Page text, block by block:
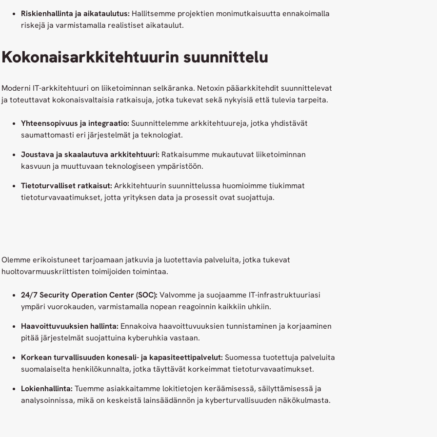
Riskienhallinta ja aikataulutus: Hallitsemme projektien monimutkaisuutta ennakoimalla
riskejä ja varmistamalla realistiset aikataulut.
Kokonaisarkkitehtuurin suunnittelu
Moderni IT-arkkitehtuuri on liiketoiminnan selkäranka. Netoxin pääarkkitehdit suunnittelevat
ja toteuttavat kokonaisvaltaisia ratkaisuja, jotka tukevat sekä nykyisiä että tulevia tarpeita.
Yhteensopivuus ja integraatio: Suunnittelemme arkkitehtuureja, jotka yhdistävät
saumattomasti eri järjestelmät ja teknologiat.
Joustava ja skaalautuva arkkitehtuuri: Ratkaisumme mukautuvat liiketoiminnan
kasvuun ja muuttuvaan teknologiseen ympäristöön.
Tietoturvalliset ratkaisut: Arkkitehtuurin suunnittelussa huomioimme tiukimmat
tietoturvavaatimukset, jotta yrityksen data ja prosessit ovat suojattuja.
Olemme erikoistuneet tarjoamaan jatkuvia ja luotettavia palveluita, jotka tukevat
huoltovarmuuskriittisten toimijoiden toimintaa.
24/7 Security Operation Center (SOC): Valvomme ja suojaamme IT-infrastruktuuriasi
ympäri vuorokauden, varmistamalla nopean reagoinnin kaikkiin uhkiin.
Haavoittuvuuksien hallinta: Ennakoiva haavoittuvuuksien tunnistaminen ja korjaaminen
pitää järjestelmät suojattuina kyberuhkia vastaan.
Korkean turvallisuuden konesali- ja kapasiteettipalvelut: Suomessa tuotettuja palveluita
suomalaiselta henkilökunnalta, jotka täyttävät korkeimmat tietoturvavaatimukset.
Lokienhallinta: Tuemme asiakkaitamme lokitietojen keräämisessä, säilyttämisessä ja
analysoinnissa, mikä on keskeistä lainsäädännön ja kyberturvallisuuden näkökulmasta.